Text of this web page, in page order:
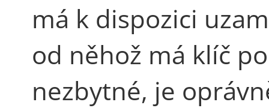
má k dispozici
od něhož má klíč
nezbytné, je